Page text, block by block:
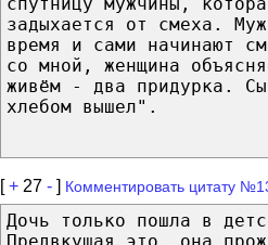
задыхается от смеха.
время и сами начинают
со мной, женщина
живём - два придурка.
хлебом вышел".
[+ 27 - ] Комментировать цитату
Дочь только пошла в
Предвкушая это, она